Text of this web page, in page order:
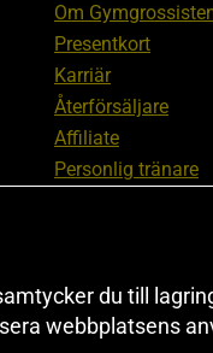
Om
Presentkort
Karriär
Återförsäljare
Affiliate
Personlig tränare
Black Friday
Artiklar & Övningar
du till
webbplatsens